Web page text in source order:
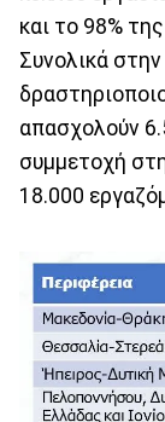
και το 98%
Συνολικά
απασχολούν
συμμετοχή
18.000